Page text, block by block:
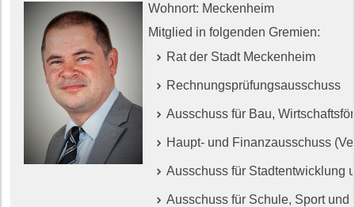
Wohnort: Meckenheim
Mitglied in folgenden Gremien:
Rat der Stadt Meckenheim
Rechnungsprüfungsausschuss
Ausschuss für Bau,
Haupt- und Finanzausschuss
Ausschuss für Stadtentwicklung
Ausschuss für Schule, Sport und